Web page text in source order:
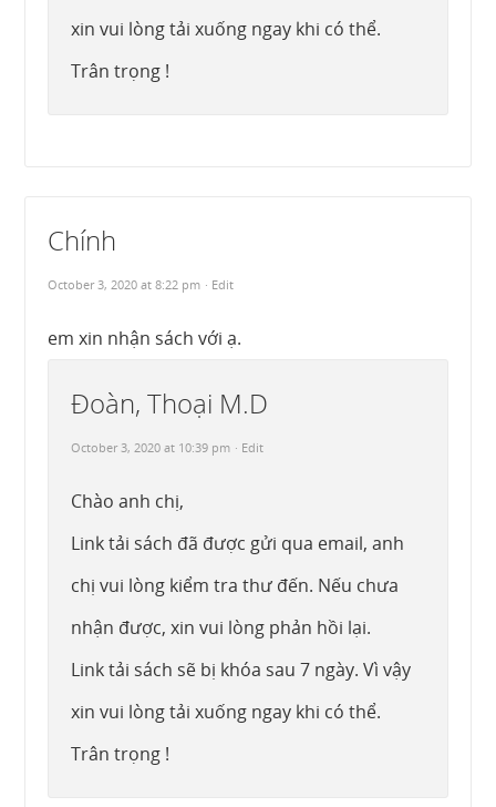
xin vui lòng tải xuống ngay khi có thể.
Trân trọng !
Chính
October 3, 2020 at 8:22 pm · Edit
em xin nhận sách với ạ.
Đoàn, Thoại M.D
October 3, 2020 at 10:39 pm · Edit
Chào anh chị,
Link tải sách đã được gửi qua email, anh
chị vui lòng kiểm tra thư đến. Nếu chưa
nhận được, xin vui lòng phản hồi lại.
Link tải sách sẽ bị khóa sau 7 ngày. Vì vậy
xin vui lòng tải xuống ngay khi có thể.
Trân trọng !